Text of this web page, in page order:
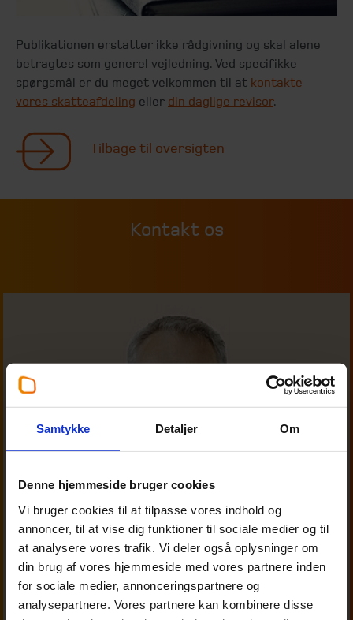
Samtykke Detaljer Om
Denne hjemmeside bruger cookies
Vi bruger cookies til at tilpasse vores indhold og
annoncer, til at vise dig funktioner til sociale medier og til
at analysere vores trafik. Vi deler også oplysninger om
din brug af vores hjemmeside med vores partnere inden
for sociale medier, annonceringspartnere og
analysepartnere. Vores partnere kan kombinere disse
Publikationen erstatter ikke rådgivning og skal alene
betragtes som generel vejledning. Ved specifikke
spørgsmål er du meget velkommen til at kontakte
vores skatteafdeling eller din daglige revisor.
Tilbage til oversigten
Kontakt os